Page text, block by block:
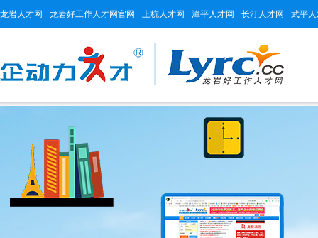
龙岩人才网 龙岩好工作人才网官网 上杭人才网 漳平人才网 长汀人才网 武平